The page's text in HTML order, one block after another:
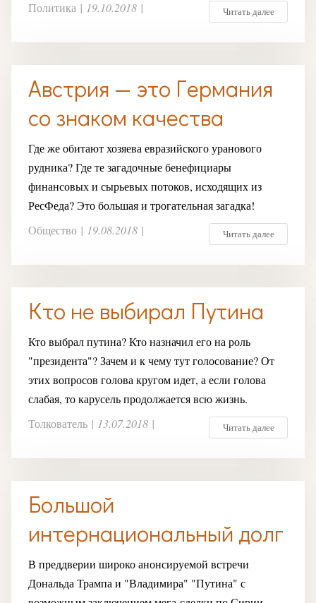
Читать далее
Политика | 19.10.2018 |
Австрия — это Германия
со знаком качества
Где же обитают хозяева евразийского уранового
рудника? Где те загадочные бенефициары
финансовых и сырьевых потоков, исходящих из
РесФеда? Это большая и трогательная загадка!
Читать далее
Общество | 19.08.2018 |
Кто не выбирал Путина
Кто выбрал путина? Кто назначил его на роль
"президента"? Зачем и к чему тут голосование? От
этих вопросов голова кругом идет, а если голова
слабая, то карусель продолжается всю жизнь.
Читать далее
Толкователь | 13.07.2018 |
Большой
интернациональный долг
В преддверии широко анонсируемой встречи
Дональда Трампа и "Владимира" "Путина" с